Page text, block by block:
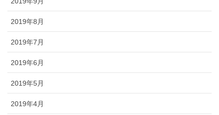
2019年8月
2019年7月
2019年6月
2019年5月
2019年4月